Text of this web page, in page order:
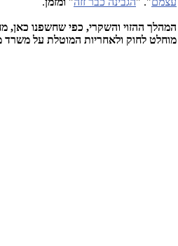
המהלך ההזוי והשקרי, כפי שחשפנו
מוחלט לחוק ולאחריות המוטלת על משרד